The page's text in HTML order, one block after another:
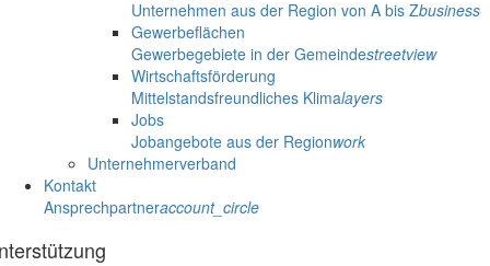
Unternehmen aus der Region von A bis Zbusiness
Gewerbeflächen
Gewerbegebiete in der Gemeindestreetview
Wirtschaftsförderung
Mittelstandsfreundliches Klimalayers
Jobs
Jobangebote aus der Regionwork
Unternehmerverband
Kontakt
Ansprechpartneraccount_circle